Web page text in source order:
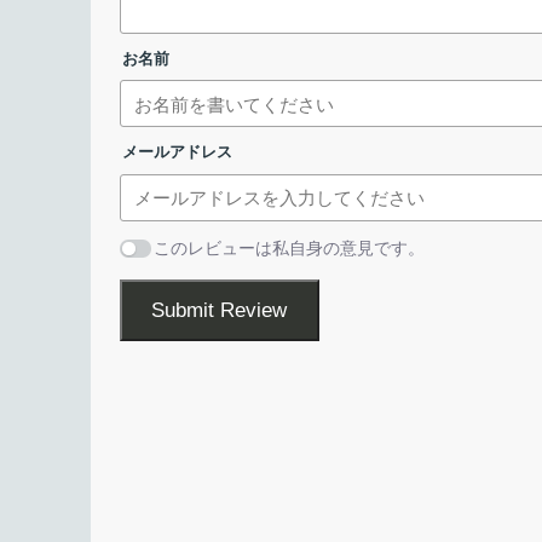
て再生することができる Windows および Linux 向
楽プレーヤーです。
YouTube Music のお気に入りの音楽をコンピュータ
してオフラインで再生することができます。プレー
よびループ再生に対応しています。
使い方はかんたんです
music-player の使い方はかんたんで、YouTube
お名前
メールアドレス
このレビューは私自身の意見です。
Submit Review